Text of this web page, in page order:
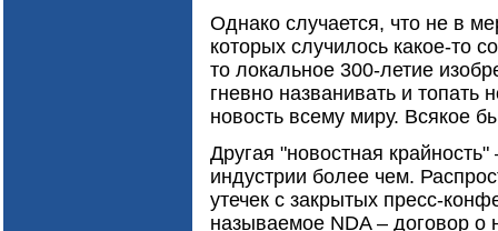
Однако случается, что не в
которых случилось какое-то
то локальное 300-летие
гневно названивать и топать
новость всему миру. Всякое
Другая "новостная
индустрии более чем.
утечек с закрытых пресс-
называемое NDA – договор о